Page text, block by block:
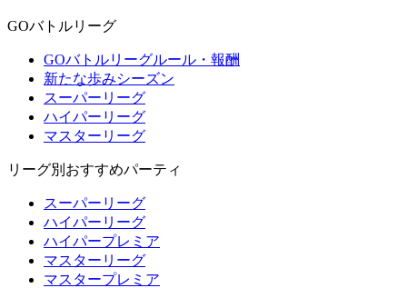
GOバトルリーグ
GOバトルリーグルール・報酬
新たな歩みシーズン
スーパーリーグ
ハイパーリーグ
マスターリーグ
リーグ別おすすめパーティ
スーパーリーグ
ハイパーリーグ
ハイパープレミア
マスターリーグ
マスタープレミア